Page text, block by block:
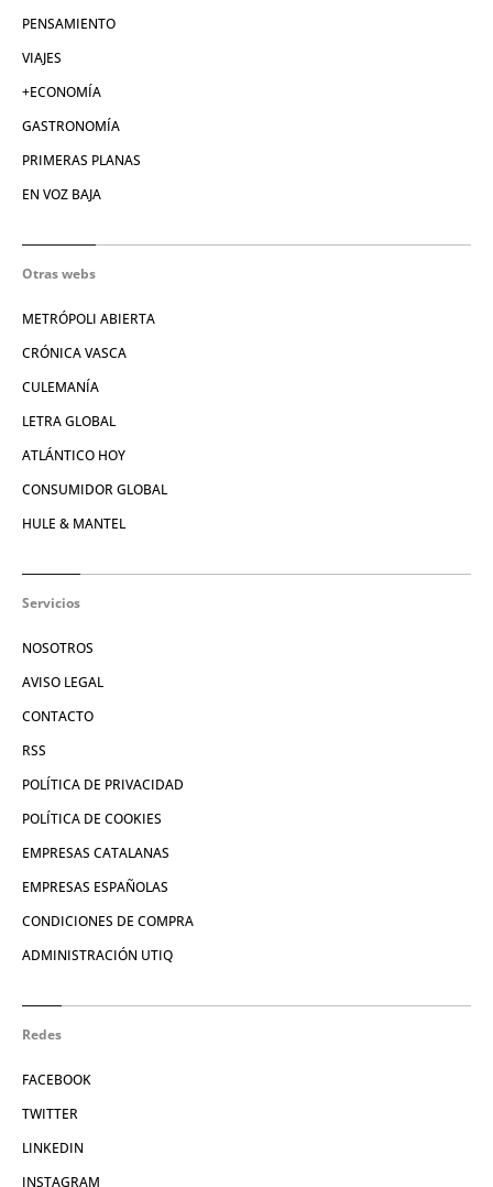
PENSAMIENTO
VIAJES
+ECONOMÍA
GASTRONOMÍA
PRIMERAS PLANAS
EN VOZ BAJA
Otras webs
METRÓPOLI ABIERTA
CRÓNICA VASCA
CULEMANÍA
LETRA GLOBAL
ATLÁNTICO HOY
CONSUMIDOR GLOBAL
HULE & MANTEL
Servicios
NOSOTROS
AVISO LEGAL
CONTACTO
RSS
POLÍTICA DE PRIVACIDAD
POLÍTICA DE COOKIES
EMPRESAS CATALANAS
EMPRESAS ESPAÑOLAS
CONDICIONES DE COMPRA
ADMINISTRACIÓN UTIQ
Redes
FACEBOOK
TWITTER
LINKEDIN
INSTAGRAM